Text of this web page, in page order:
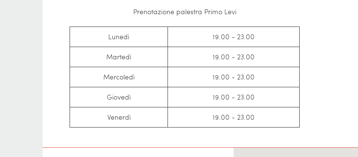
Prenotazione palestra Primo Levi
Lunedì 19.00 - 23.00
Martedì 19.00 - 23.00
Mercoledì 19.00 - 23.00
Giovedì 19.00 - 23.00
Venerdì 19.00 - 23.00